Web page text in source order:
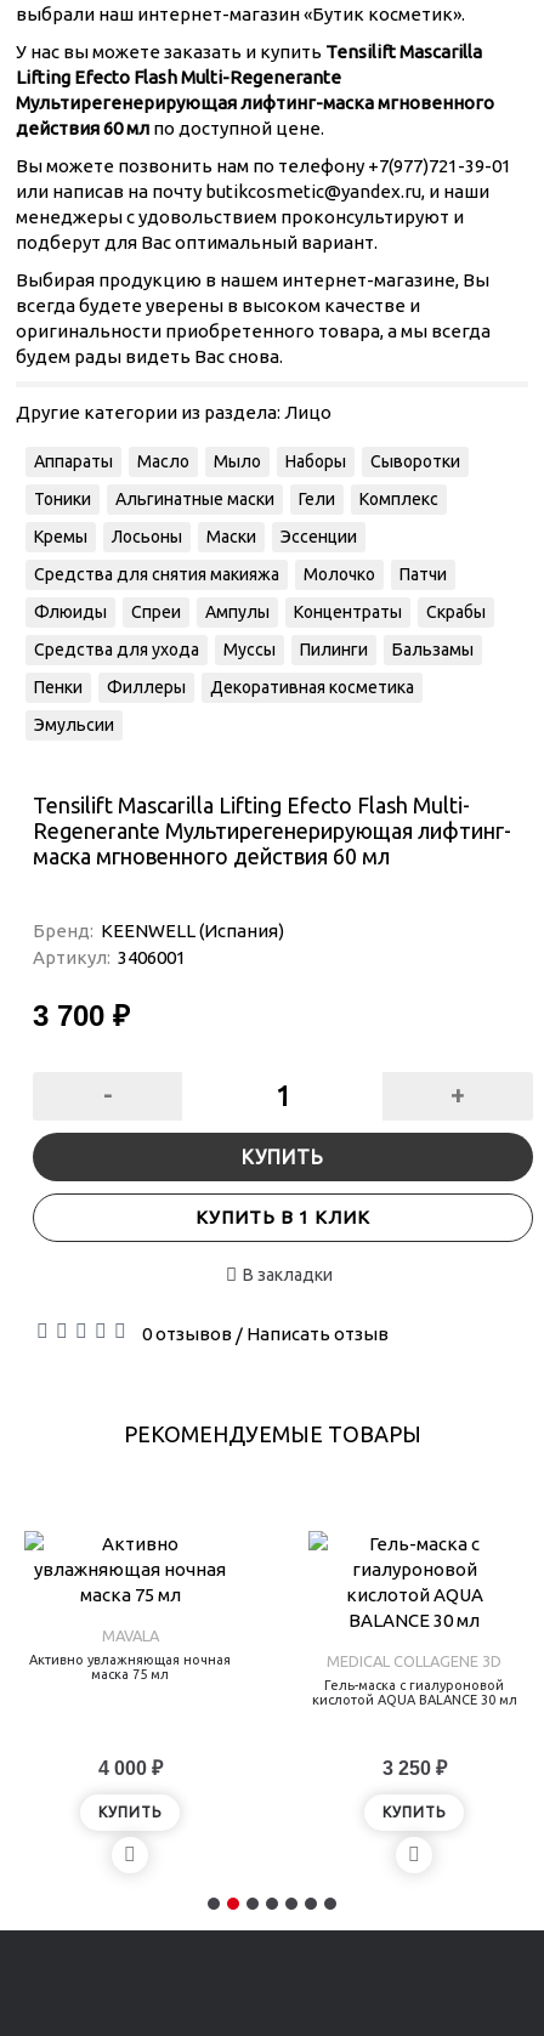
выбрали наш интернет-магазин «Бутик косметик».
У нас вы можете заказать и купить Tensilift Mascarilla
Lifting Efecto Flash Multi-Regenerante
Мультирегенерирующая лифтинг-маска мгновенного
действия 60 мл по доступной цене.
Вы можете позвонить нам по телефону +7(977)721-39-01
или написав на почту butikcosmetic@yandex.ru, и наши
менеджеры с удовольствием проконсультируют и
подберут для Вас оптимальный вариант.
Выбирая продукцию в нашем интернет-магазине, Вы
всегда будете уверены в высоком качестве и
оригинальности приобретенного товара, а мы всегда
будем рады видеть Вас снова.
Другие категории из раздела: Лицо
Аппараты Масло Мыло Наборы
Сыворотки
Тоники
Альгинатные маски Гели
Комплекс
Кремы
Лосьоны Маски
Эссенции
Средства для снятия макияжа
Молочко
Патчи
Флюиды
Спреи Ампулы Концентраты
Скрабы
Средства для ухода
Муссы Пилинги
Бальзамы
Пенки
Филлеры
Декоративная косметика
Эмульсии
Tensilift Mascarilla Lifting Efecto Flash Multi-
Regenerante Мультирегенерирующая лифтинг-
маска мгновенного действия 60 мл
Бренд: KEENWELL (Испания)
Артикул: 3406001
3 700 ₽
- +
КУПИТЬ
КУПИТЬ В 1 КЛИК
В закладки
0 отзывов/ Написать отзыв
РЕКОМЕНДУЕМЫЕ ТОВАРЫ
MAVALA
Активно увлажняющая ночная
маска 75 мл
4 000 ₽
КУПИТЬ
MEDICAL COLLAGENE 3D
Гель-маска с гиалуроновой
кислотой AQUA BALANCE 30 мл
3 250 ₽
КУПИТЬ